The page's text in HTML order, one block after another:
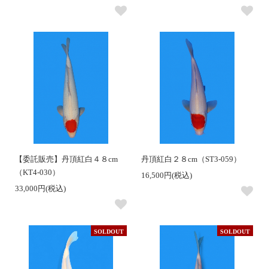
【委託販売】丹頂紅白４８cm
（KT4-030）
33,000円(税込)
丹頂紅白２８cm（ST3-059）
16,500円(税込)
SOLDOUT SOLDOUT